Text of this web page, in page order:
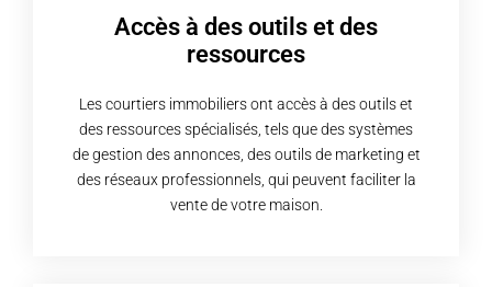
Accès à des outils et des
ressources
Les courtiers immobiliers ont accès à des outils et
des ressources spécialisés, tels que des systèmes
de gestion des annonces, des outils de marketing et
des réseaux professionnels, qui peuvent faciliter la
vente de votre maison.